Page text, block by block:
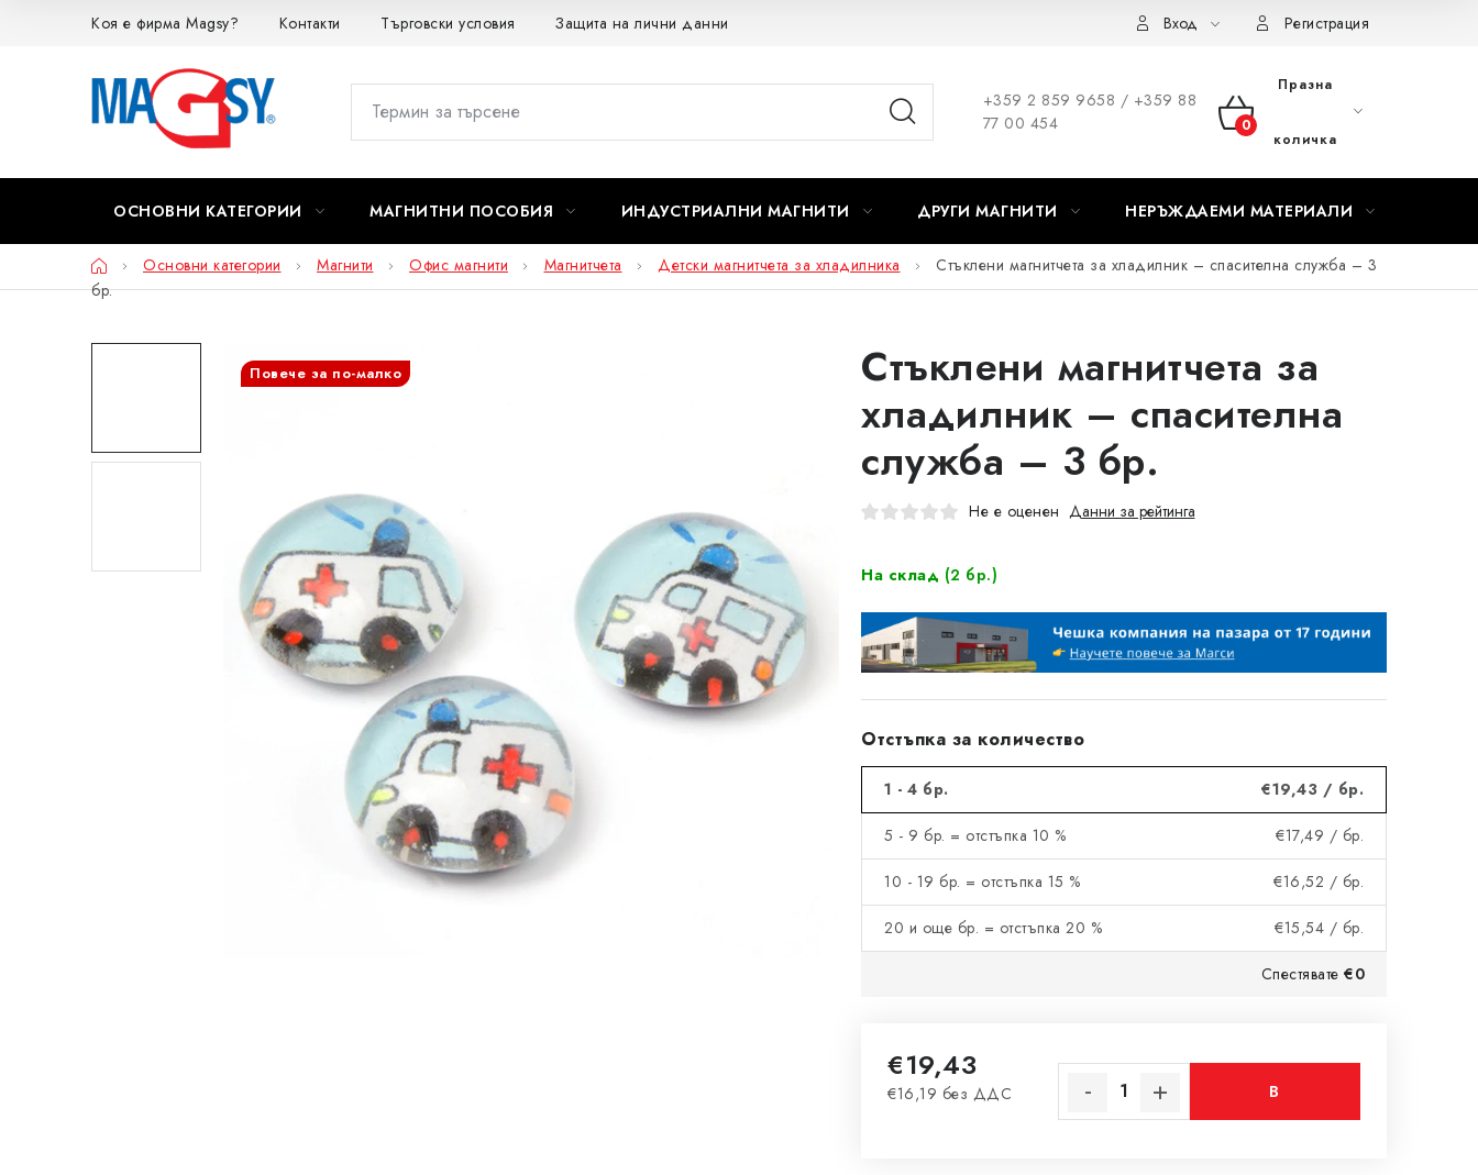
ПреминаванеКоя е фирма Magsy? Контакти Търговски условия Защита на лични данни Вход Регистрация
+359 2 859 9658 / +359 88
77 00 454
КОЛИЧКА
ПАЗАРУВАНЕ
Празна
количка
ОСНОВНИ КАТЕГОРИИ МАГНИТНИ ПОСОБИЯ ИНДУСТРИАЛНИ МАГНИТИ ДРУГИ МАГНИТИ НЕРЪЖДАЕМИ МАТЕРИАЛИ
НачалоОсновни категории Магнити Офис магнити Магнитчета Детски магнитчета за хладилника
Стъклени магнитчета за хладилник – спасителна служба – 3
бр.
Стъклени магнитчета за
хладилник – спасителна
служба – 3 бр.
Не е оценен Данни за рейтинга
На склад (2 бр.)
Отстъпка за количество
1 - 4 бр. €19,43 / бр.
5 - 9 бр. = отстъпка 10 % €17,49 / бр.
10 - 19 бр. = отстъпка 15 % €16,52 / бр.
20 и още бр. = отстъпка 20 % €15,54 / бр.
Спестявате €0
€19,43
€16,19 без ДДС
Измерване на цената:
В
Повече за по-малко